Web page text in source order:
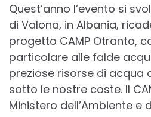
Quest’anno l’evento si
di Valona, in Albania,
progetto CAMP Otranto,
particolare alle falde
preziose risorse di acqua
sotto le nostre coste. Il
Ministero dell’Ambiente e